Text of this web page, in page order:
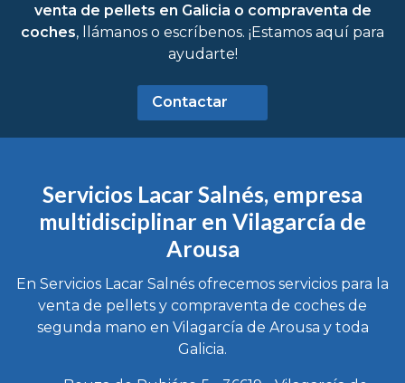
venta de pellets en Galicia o compraventa de
coches, llámanos o escríbenos. ¡Estamos aquí para
ayudarte!
Contactar
Servicios Lacar Salnés, empresa
multidisciplinar en Vilagarcía de
Arousa
En Servicios Lacar Salnés ofrecemos servicios para la
venta de pellets y compraventa de coches de
segunda mano en Vilagarcía de Arousa y toda
Galicia.